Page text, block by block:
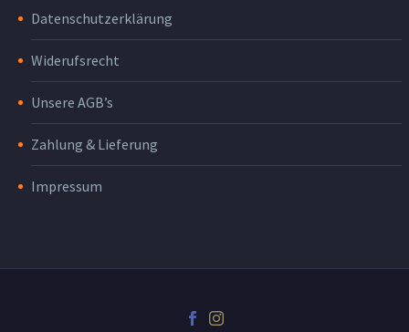
Datenschutzerklärung
Widerufsrecht
Unsere AGB’s
Zahlung & Lieferung
Impressum